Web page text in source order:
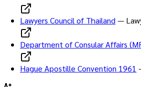
Lawyers Council of Thailand —
Department of Consular Affairs
Hague Apostille Convention 1961